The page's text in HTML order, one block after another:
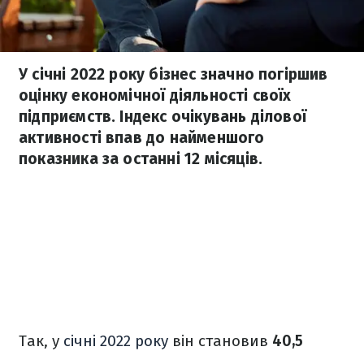
У січні 2022 року бізнес значно погіршив
оцінку економічної діяльності своїх
підприємств. Індекс очікувань ділової
активності впав до найменшого
показника за останні 12 місяців.
Так, у січні 2022 року він становив 40,5